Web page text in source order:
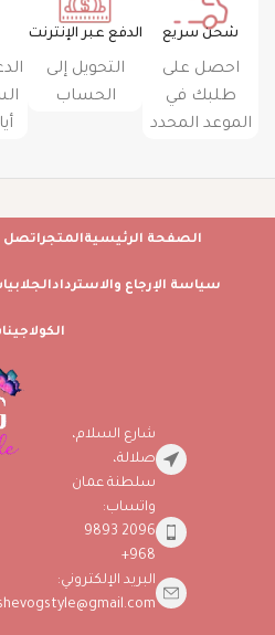
شحن سريع
احصل على
طلبك في
الموعد المحدد
الدفع عبر الإنترنت
التحويل إلى
الحساب
الصفحة الرئيسيةالمتجراتصل
سياسة الإرجاع والاسترداد
شارع السلام،
صلالة،
سلطنة عمان
واتساب:
2096 9893
968+
البريد الإلكتروني: